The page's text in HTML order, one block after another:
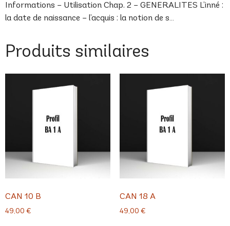
Informations – Utilisation Chap. 2 – GENERALITES L’inné :
la date de naissance – l’acquis : la notion de s…
Produits similaires
CAN 10 B
49,00 €
CAN 18 A
49,00 €